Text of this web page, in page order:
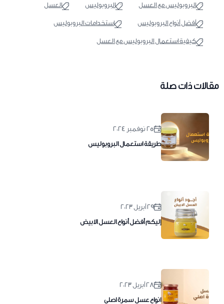
البروبوليس مع العسل البروبوليس العسل
أفضل أنواع البروبوليس استخدامات البروبوليس
كيفية استعمال البروبوليس مع العسل
مقالات ذات صلة
٢٥ نوفمبر ٢٠٢٤
طريقة استعمال البروبوليس
٢٩ أبريل ٢٠٢٣
إليكم أفضل أنواع العسل الابيض
٢٨ أبريل ٢٠٢٣
انواع عسل سمرة اصلي